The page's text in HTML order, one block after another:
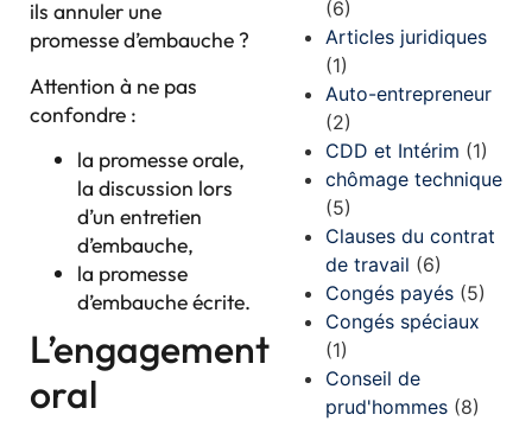
ils annuler une
promesse d’embauche ?
Attention à ne pas
confondre :
la promesse orale,
la discussion lors
d’un entretien
d’embauche,
la promesse
d’embauche écrite.
L’engagement
oral
(6)
Articles juridiques
(1)
Auto-entrepreneur
(2)
CDD et Intérim (1)
chômage technique
(5)
Clauses du contrat
de travail (6)
Congés payés (5)
Congés spéciaux
(1)
Conseil de
prud'hommes (8)